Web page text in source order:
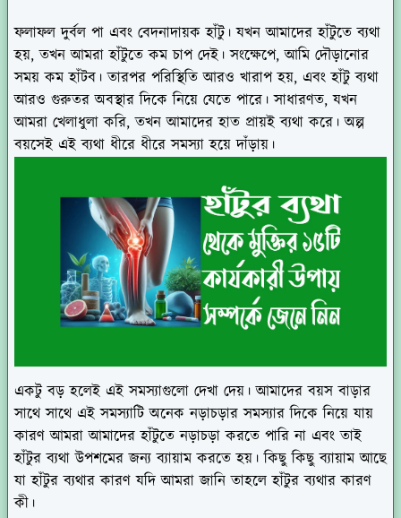
ফলাফল দুর্বল পা এবং বেদনাদায়ক হাঁটু। যখন আমাদের হাঁটুতে ব্যথা
হয়, তখন আমরা হাঁটুতে কম চাপ দেই। সংক্ষেপে, আমি দৌড়ানোর
সময় কম হাঁটব। তারপর পরিস্থিতি আরও খারাপ হয়, এবং হাঁটু ব্যথা
আরও গুরুতর অবস্থার দিকে নিয়ে যেতে পারে। সাধারণত, যখন
আমরা খেলাধুলা করি, তখন আমাদের হাত প্রায়ই ব্যথা করে। অল্প
বয়সেই এই ব্যথা ধীরে ধীরে সমস্যা হয়ে দাঁড়ায়।
একটু বড় হলেই এই সমস্যাগুলো দেখা দেয়। আমাদের বয়স বাড়ার
সাথে সাথে এই সমস্যাটি অনেক নড়াচড়ার সমস্যার দিকে নিয়ে যায়
কারণ আমরা আমাদের হাঁটুতে নড়াচড়া করতে পারি না এবং তাই
হাঁটুর ব্যথা উপশমের জন্য ব্যায়াম করতে হয়। কিছু কিছু ব্যায়াম আছে
যা হাঁটুর ব্যথার কারণ যদি আমরা জানি তাহলে হাঁটুর ব্যথার কারণ
কী।